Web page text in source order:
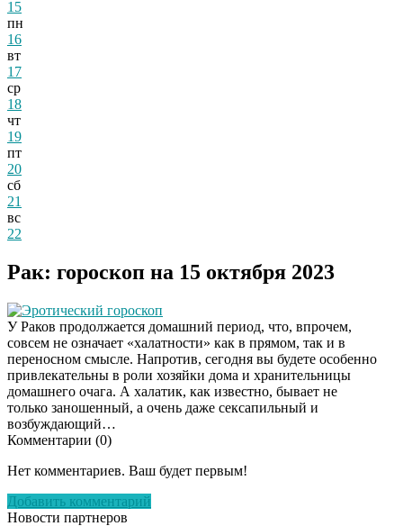
15
пн
16
вт
17
ср
18
чт
19
пт
20
сб
21
вс
22
Рак: гороскоп на 15 октября 2023
Эротический гороскоп
У Раков продолжается домашний период, что, впрочем,
совсем не означает «халатности» как в прямом, так и в
переносном смысле. Напротив, сегодня вы будете особенно
привлекательны в роли хозяйки дома и хранительницы
домашнего очага. А халатик, как известно, бывает не
только заношенный, а очень даже сексапильный и
возбуждающий…
Комментарии (0)
Нет комментариев. Ваш будет первым!
Добавить комментарий
Новости партнеров
Даже самый
исчезнет с корнем,